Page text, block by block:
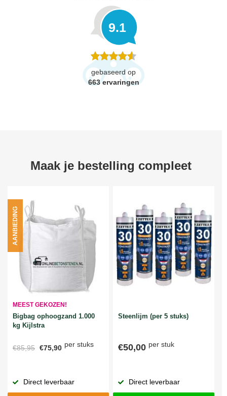
9.1
gebaseerd op
663 ervaringen
Maak je bestelling compleet
MEEST GEKOZEN!
Bigbag ophoogzand 1.000
kg Kijlstra
€85,95 €75,90 per stuks
AANBIEDING
Direct leverbaar
Steenlijm (per 5 stuks)
€50,00 per stuk
Direct leverbaar